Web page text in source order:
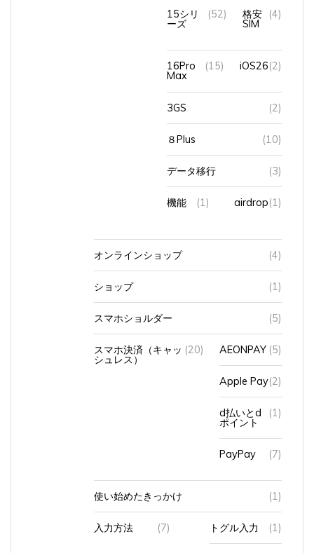
15シリ
ーズ
(52) 格安
SIM
(4)
16Pro
Max
(15) iOS26 (2)
3GS (2)
８Plus (10)
データ移行 (3)
機能 (1) airdrop (1)
オンラインショップ (4)
ショップ (1)
スマホショルダー (5)
スマホ決済（キャッ
シュレス）
(20) AEONPAY (5)
Apple Pay (2)
d払いとd
ポイント
(1)
PayPay (7)
使い始めたきっかけ (1)
入力方法 (7) トグル入力 (1)